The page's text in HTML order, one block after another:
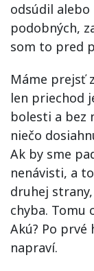
odsúdil alebo
podobných,
som to pred
Máme prejsť
len priechod
bolesti a bez
niečo
Ak by sme
nenávisti, a
druhej
chyba. Tomu
Akú? Po prvé
napraví.